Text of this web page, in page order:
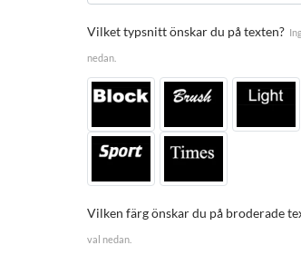
Vilket typsnitt önskar du på texten?
nedan.
Vilken färg önskar du på broderade
val nedan.